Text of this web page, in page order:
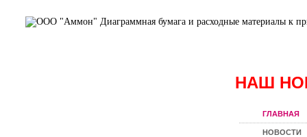
НАШ
ГЛАВНАЯ
НОВОСТИ